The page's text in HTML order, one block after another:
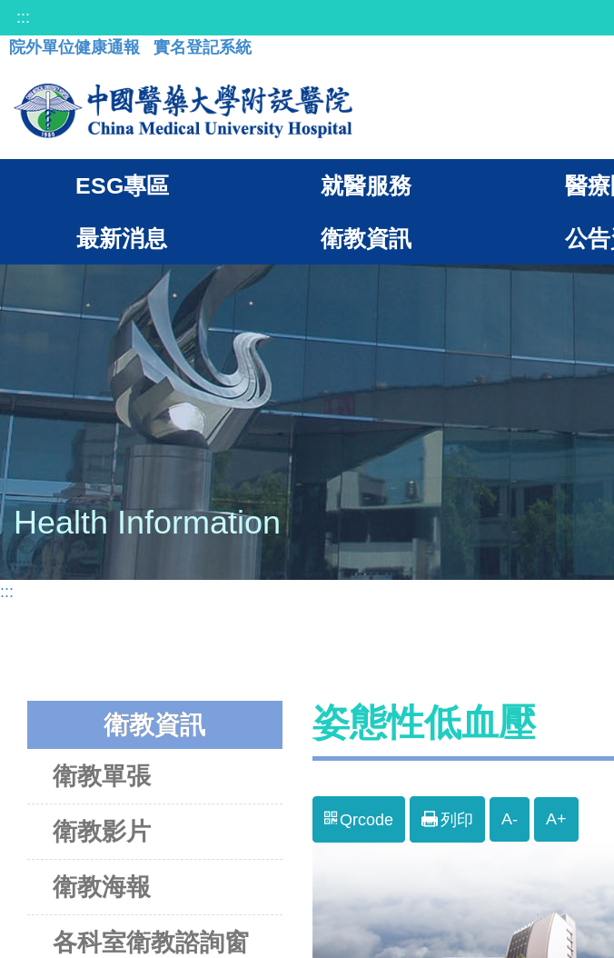
:::
院外單位健康通報
實名登記系統
ESG專區 就醫服務 醫
最新消息 衛教資訊 公
Health Information
:::
衛教資訊
衛教單張
衛教影片
衛教海報
各科室衛教諮詢窗
姿態性低血壓
Qrcode 列印 A- A+